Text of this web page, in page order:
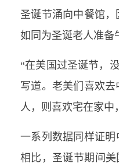
圣诞节涌向中餐馆，
如同为圣诞老人准备
“在美国过圣诞节，
写道。老美们喜欢
人，则喜欢宅在家中
一系列数据同样证
相比，圣诞节期间